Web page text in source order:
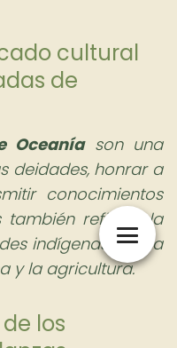
cultural
de
Oceaníason una
deidades, honrar a
conocimientos
también reflejan la
indígenas con la
y la agricultura.
los